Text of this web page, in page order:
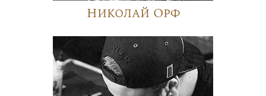
Николай Орф